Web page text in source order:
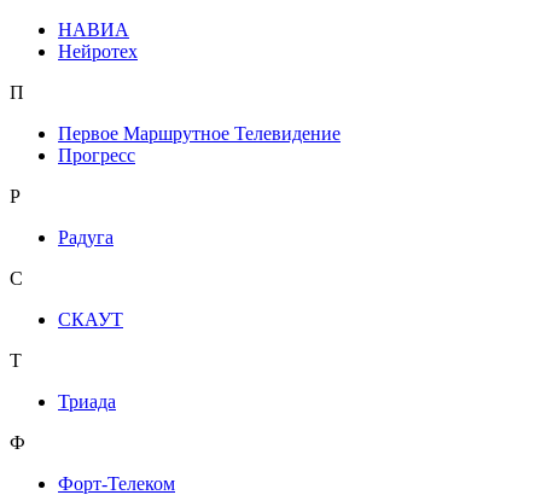
НАВИА
Нейротех
П
Первое Маршрутное Телевидение
Прогресс
Р
Радуга
С
СКАУТ
Т
Триада
Ф
Форт-Телеком